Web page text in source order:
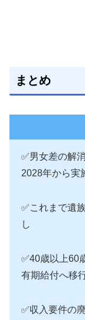
まとめ
✅男女差の解
2028年から実
✅これまで遺
し
✅40歳以上60
有期給付へ移
✅収入要件の